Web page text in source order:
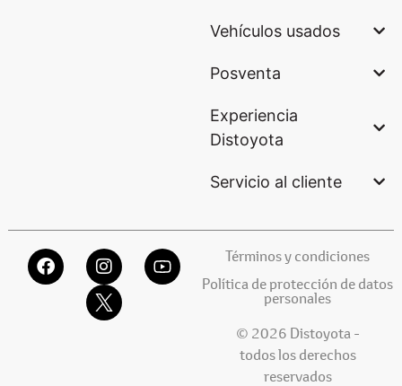
Vehículos usados
Posventa
Experiencia
Distoyota
Servicio al cliente
Términos y condiciones
Política de protección de datos
personales
© 2026 Distoyota -
todos los derechos
reservados